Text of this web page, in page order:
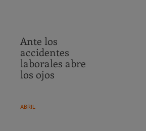
Ante los
accidentes
laborales abre
los ojos
ABRIL